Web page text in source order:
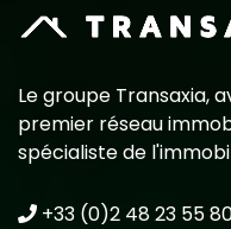
Le groupe Transaxia,
premier réseau
spécialiste de
+33 (0)2 48 23 55